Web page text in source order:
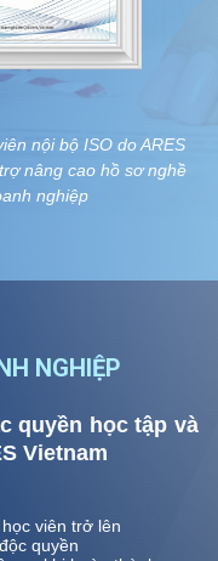
nội bộ ISO do ARES
nâng cao hồ sơ nghề
nghiệp
NGHIỆP
quyền học tập và
Vietnam
viên trở lên
quyền